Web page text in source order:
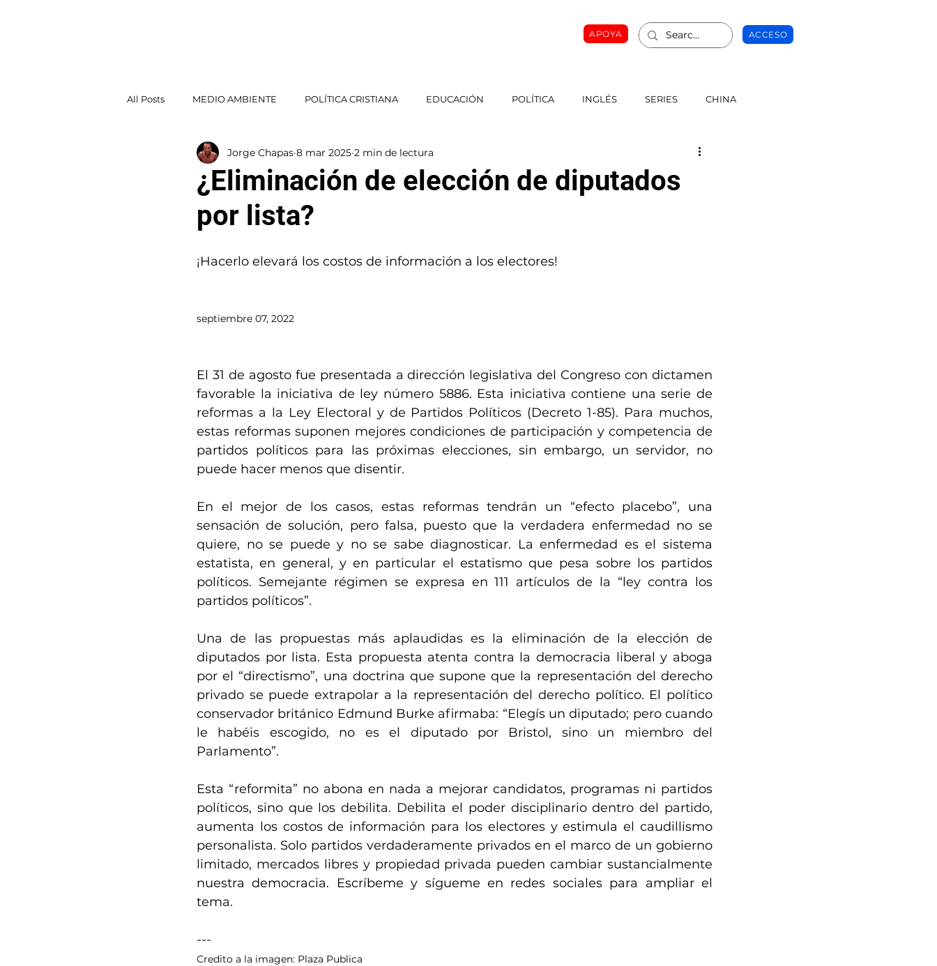
APOYA ACCESO
All Posts MEDIO AMBIENTE POLÍTICA CRISTIANA EDUCACIÓN POLÍTICA INGLÉS SERIES CHINA
POLÍTICA EXTERIOR
¿Eliminación de elección de diputados
por lista?
Jorge Chapas 8 mar 2025 2 min de lectura
¡Hacerlo elevará los costos de información a los electores!
septiembre 07, 2022
El 31 de agosto fue presentada a dirección legislativa del Congreso con dictamen
favorable la iniciativa de ley número 5886. Esta iniciativa contiene una serie de
reformas a la Ley Electoral y de Partidos Políticos (Decreto 1-85). Para muchos,
estas reformas suponen mejores condiciones de participación y competencia de
partidos políticos para las próximas elecciones, sin embargo, un servidor, no
puede hacer menos que disentir.
En el mejor de los casos, estas reformas tendrán un “efecto placebo”, una
sensación de solución, pero falsa, puesto que la verdadera enfermedad no se
quiere, no se puede y no se sabe diagnosticar. La enfermedad es el sistema
estatista, en general, y en particular el estatismo que pesa sobre los partidos
políticos. Semejante régimen se expresa en 111 artículos de la “ley contra los
partidos políticos”.
Una de las propuestas más aplaudidas es la eliminación de la elección de
diputados por lista. Esta propuesta atenta contra la democracia liberal y aboga
por el “directismo”, una doctrina que supone que la representación del derecho
privado se puede extrapolar a la representación del derecho político. El político
conservador británico Edmund Burke afirmaba: “Elegís un diputado; pero cuando
le habéis escogido, no es el diputado por Bristol, sino un miembro del
Parlamento”.
Esta “reformita” no abona en nada a mejorar candidatos, programas ni partidos
políticos, sino que los debilita. Debilita el poder disciplinario dentro del partido,
aumenta los costos de información para los electores y estimula el caudillismo
personalista. Solo partidos verdaderamente privados en el marco de un gobierno
limitado, mercados libres y propiedad privada pueden cambiar sustancialmente
nuestra democracia. Escríbeme y sígueme en redes sociales para ampliar el
tema.
---
Credito a la imagen: Plaza Publica